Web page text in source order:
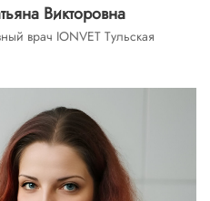
Викторовна
врач IONVET Тульская